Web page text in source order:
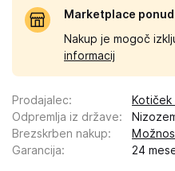
Marketplace
Nakup je mogoč
informacij
Prodajalec:
Kotiček
Odpremlja iz države:
Brezskrben nakup:
Garancija: 24